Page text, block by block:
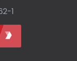
1